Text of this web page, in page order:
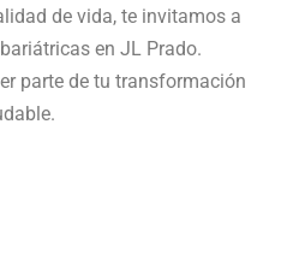
de vida, te invitamos a
en JL Prado.
parte de tu transformación